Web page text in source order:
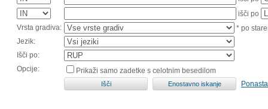
išči po
Vrsta gradiva:
* po
Jezik:
Išči po:
Opcije:
Prikaži samo zadetke s celotnim besedilom